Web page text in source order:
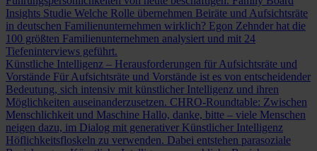
Insights Studie Welche Rolle übernehmen Beiräte und Aufsichtsräte
in deutschen Familienunternehmen wirklich? Egon Zehnder hat die
100 größten Familienunternehmen analysiert und mit 24
Tiefeninterviews geführt.
Künstliche Intelligenz – Herausforderungen für Aufsichtsräte und
Vorstände Für Aufsichtsräte und Vorstände ist es von entscheidender
Bedeutung, sich intensiv mit künstlicher Intelligenz und ihren
Möglichkeiten auseinanderzusetzen. CHRO-Roundtable: Zwischen
Menschlichkeit und Maschine Hallo, danke, bitte – viele Menschen
neigen dazu, im Dialog mit generativer Künstlicher Intelligenz
Höflichkeitsfloskeln zu verwenden. Dabei entstehen parasoziale